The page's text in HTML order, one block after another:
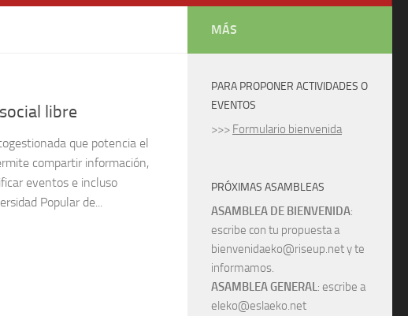
libre
que potencia el
compartir información,
eventos e incluso
Popular de...
MÁS
PARA PROPONER ACTIVIDADES O
EVENTOS
>>> Formulario bienvenida
PRÓXIMAS ASAMBLEAS
ASAMBLEA DE BIENVENIDA:
escribe con tu propuesta a
bienvenidaeko@riseup.net y te
informamos.
ASAMBLEA GENERAL: escribe a
eleko@eslaeko.net